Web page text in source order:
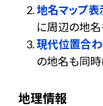
地名マップ表
に周辺の地名
現代位置合
の地名も同時
地理情報